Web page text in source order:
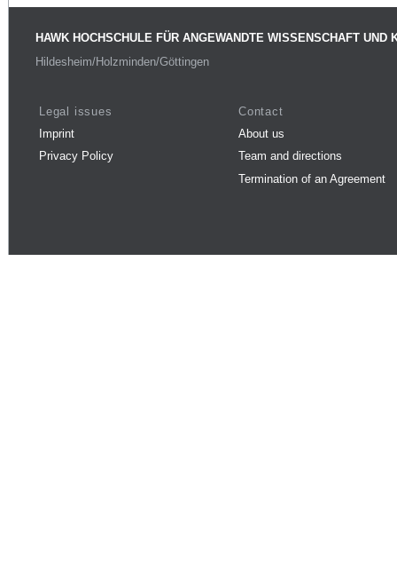
HAWK HOCHSCHULE FÜR ANGEWANDTE WISSENSCHAFT UND
Hildesheim/Holzminden/Göttingen
Legal issues
Imprint
Privacy Policy
Contact
About us
Team and directions
Termination of an Agreement